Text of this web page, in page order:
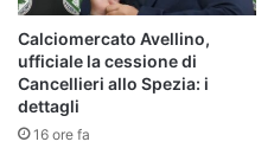
Calciomercato Avellino,
ufficiale la cessione di
Cancellieri allo Spezia: i
dettagli
16 ore fa